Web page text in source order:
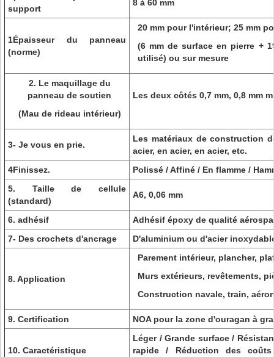
support
8 à 60 mm
1Épaisseur du panneau
(norme)
20 mm pour l'intérieur; 25 mm
(6 mm de surface en pierre +
utilisé) ou sur mesure
2. Le maquillage du
panneau de soutien
(Mau de rideau intérieur)
Les deux côtés 0,7 mm, 0,8 mm
3- Je vous en prie.
Les matériaux de construction
acier, en acier, en acier, etc.
4Finissez.
Polissé / Affiné / En flamme /
5. Taille de cellule
(standard)
A6, 0,06 mm
6. adhésif
Adhésif époxy de qualité
7- Des crochets d'ancrage
D'aluminium ou d'acier
8. Application
Parement intérieur, plancher,
Murs extérieurs, revêtements,
Construction navale, train,
9. Certification NOA pour la zone d'ouragan à
10. Caractéristique
Léger / Grande surface /
rapide / Réduction des